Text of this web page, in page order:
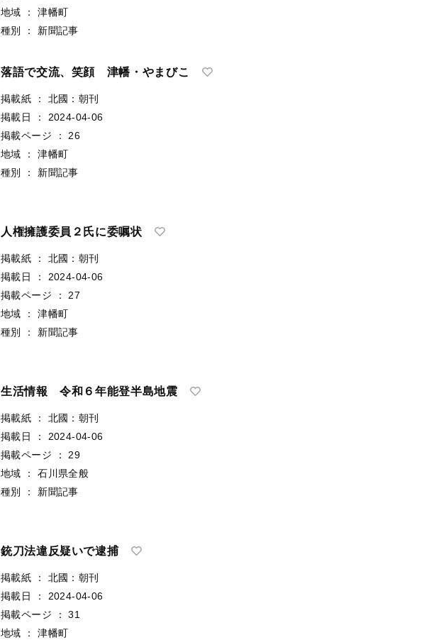
地域
：
津幡町
種別
： 新聞記事
落語で交流、笑顔 津幡・やまびこ
掲載紙 ：
北國：朝刊
掲載日
：
2024-04-06
掲載ページ
：
26
地域
：
津幡町
種別
： 新聞記事
人権擁護委員２氏に委嘱状
掲載紙 ：
北國：朝刊
掲載日
：
2024-04-06
掲載ページ
：
27
地域
：
津幡町
種別
： 新聞記事
生活情報 令和６年能登半島地震
掲載紙 ：
北國：朝刊
掲載日
：
2024-04-06
掲載ページ
：
29
地域
：
石川県全般
種別
： 新聞記事
銃刀法違反疑いで逮捕
掲載紙 ：
北國：朝刊
掲載日
：
2024-04-06
掲載ページ
：
31
地域
：
津幡町